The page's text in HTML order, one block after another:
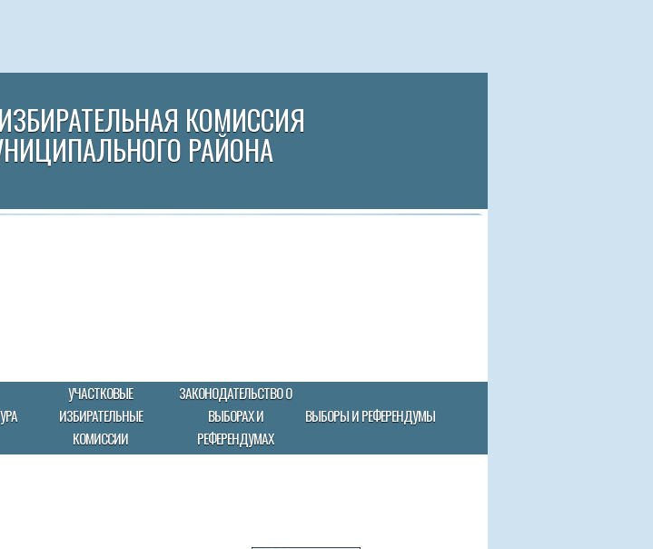
КОМИССИЯ
РАЙОНА
УЧАСТКОВЫЕ
ИЗБИРАТЕЛЬНЫЕ
КОМИССИИ
ЗАКОНОДАТЕЛЬСТВО О
ВЫБОРАХ И
РЕФЕРЕНДУМАХ
ВЫБОРЫ И РЕФЕРЕНДУМЫ